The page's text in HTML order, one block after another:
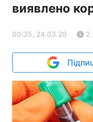
виявлено
00:35, 24.03.20 2